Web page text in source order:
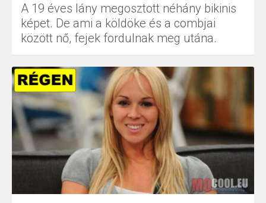
A 19 éves lány megosztott néhány bikinis
képet. De ami a köldöke és a combjai
között nő, fejek fordulnak meg utána.